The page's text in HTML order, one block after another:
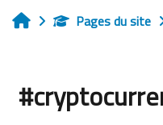
AccueilPages du site